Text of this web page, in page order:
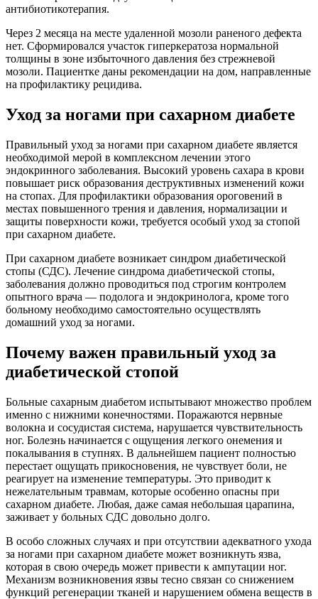
антибиотикотерапия.
Через 2 месяца на месте удаленной мозоли раненого дефекта
нет. Сформировался участок гиперкератоза нормальной
толщины в зоне избыточного давления без стрежневой
мозоли. Пациентке даны рекомендации на дом, направленные
на профилактику рецидива.
Уход за ногами при сахарном диабете
Правильный уход за ногами при сахарном диабете является
необходимой мерой в комплексном лечении этого
эндокринного заболевания. Высокий уровень сахара в крови
повышает риск образования деструктивных изменений кожи
на стопах. Для профилактики образования ороговений в
местах повышенного трения и давления, нормализации и
защиты поверхности кожи, требуется особый уход за стопой
при сахарном диабете.
При сахарном диабете возникает синдром диабетической
стопы (СДС). Лечение синдрома диабетической стопы,
заболевания должно проводиться под строгим контролем
опытного врача — подолога и эндокринолога, кроме того
больному необходимо самостоятельно осуществлять
домашний уход за ногами.
Почему важен правильный уход за
диабетической стопой
Больные сахарным диабетом испытывают множество проблем
именно с нижними конечностями. Поражаются нервные
волокна и сосудистая система, нарушается чувствительность
ног. Болезнь начинается с ощущения легкого онемения и
покалывания в ступнях. В дальнейшем пациент полностью
перестает ощущать прикосновения, не чувствует боли, не
реагирует на изменение температуры. Это приводит к
нежелательным травмам, которые особенно опасны при
сахарном диабете. Любая, даже самая небольшая царапина,
заживает у больных СДС довольно долго.
В особо сложных случаях и при отсутствии адекватного ухода
за ногами при сахарном диабете может возникнуть язва,
которая в свою очередь может привести к ампутации ног.
Механизм возникновения язвы тесно связан со снижением
функций регенерации тканей и нарушением обмена веществ в